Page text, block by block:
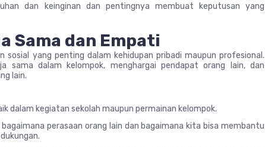
dan keinginan dan pentingnya membuat keputusan yang
Sama dan Empati
sosial yang penting dalam kehidupan pribadi maupun profesional.
sama dalam kelompok, menghargai pendapat orang lain, dan
lain.
dalam kegiatan sekolah maupun permainan kelompok.
perasaan orang lain dan bagaimana kita bisa membantu